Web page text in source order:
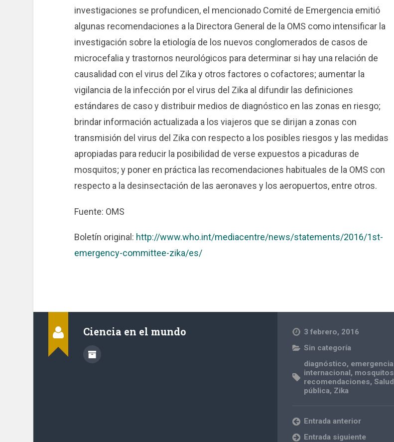
investigaciones se profundicen, el mencionado Comité de Emergencia emitió
algunas recomendaciones a la Directora General de la OMS como intensificar la
investigación sobre la etiología de los nuevos conglomerados de casos de
microcefalia y trastornos neurológicos para determinar si hay una relación de
causalidad con el virus del Zika y otros factores o cofactores; aumentar la
vigilancia de la infección por el virus del Zika al difundir las definiciones
estándares de caso y distribuir medios de diagnóstico en las zonas en riesgo;
brindar información actualizada a los viajeros que se dirijan a zonas con
transmisión del virus del Zika con respecto a los posibles riesgos y las medidas
apropiadas para reducir la posibilidad de verse expuestos a picaduras de
mosquitos; y poner en práctica las recomendaciones habituales de la OMS con
respecto a la desinsectación de las aeronaves y los aeropuertos, entre otros.
Fuente: OMS
Boletín original: http://www.who.int/mediacentre/news/statements/2016/1st-
emergency-committee-zika/es/
Ciencia en el mundo
3 febrero, 2016
Sin categoría
diagnóstico, emergencia
internacional, mosquitos
recomendaciones,Salud
pública, Zika
Entrada anterior
Entrada siguiente